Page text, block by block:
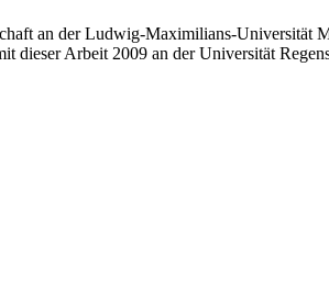
an der Ludwig-Maximilians-Universität
dieser Arbeit 2009 an der Universität